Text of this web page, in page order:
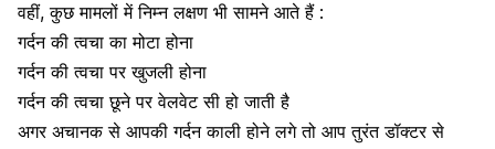
वहीं, कुछ मामलों में निम्न लक्षण भी सामने आते हैं :
गर्दन की त्वचा का मोटा होना
गर्दन की त्वचा पर खुजली होना
गर्दन की त्वचा छूने पर वेलवेट सी हो जाती है
अगर अचानक से आपकी गर्दन काली होने लगे तो आप तुरंत डॉक्टर से